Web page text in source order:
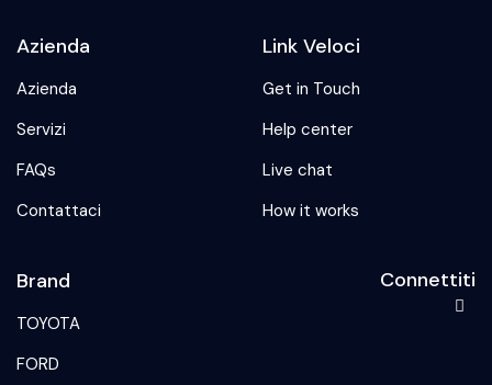
Azienda
Azienda
Servizi
FAQs
Contattaci
Link Veloci
Get in Touch
Help center
Live chat
How it works
Brand
TOYOTA
FORD
Connettiti